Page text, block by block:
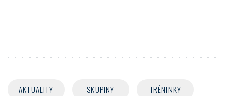
AKTUALITY SKUPINY TRÉNINKY